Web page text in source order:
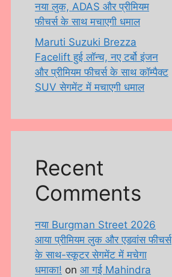
नया लुक, ADAS और प्रीमियम
फीचर्स के साथ मचाएगी धमाल
Maruti Suzuki Brezza
Facelift हुई लॉन्च, नए टर्बो इंजन
और प्रीमियम फीचर्स के साथ कॉम्पैक्ट
SUV सेगमेंट में मचाएगी धमाल
Recent
Comments
नया Burgman Street 2026
आया प्रीमियम लुक और एडवांस फीचर्स
के साथ-स्कूटर सेगमेंट में मचेगा
धमाका! on आ गई Mahindra